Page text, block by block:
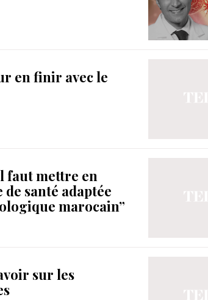
en finir avec le
faut mettre en
santé adaptée
marocain”
sur les